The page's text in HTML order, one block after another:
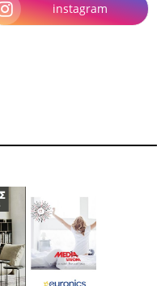
instagram